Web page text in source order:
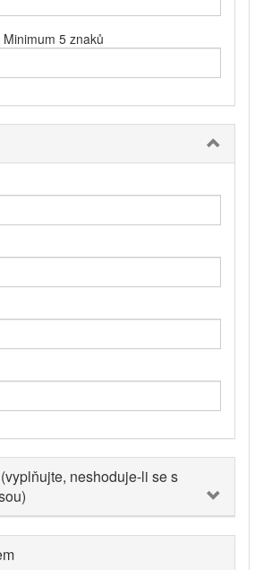
Minimum 5 znaků
neshoduje-li se s